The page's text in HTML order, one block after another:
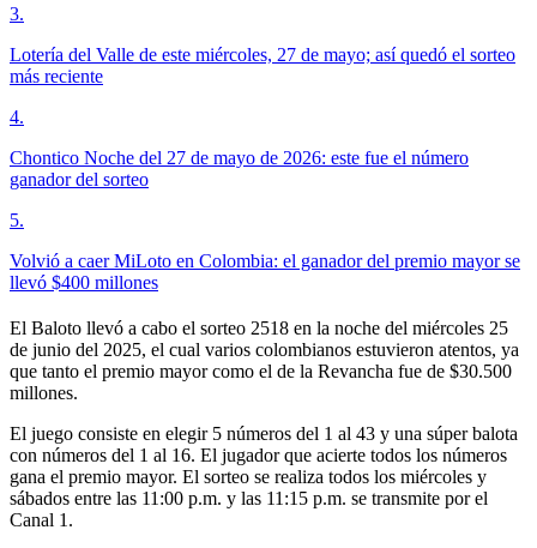
3.
Lotería del Valle de este miércoles, 27 de mayo; así quedó el sorteo
más reciente
4.
Chontico Noche del 27 de mayo de 2026: este fue el número
ganador del sorteo
5.
Volvió a caer MiLoto en Colombia: el ganador del premio mayor se
llevó $400 millones
El Baloto llevó a cabo el sorteo 2518 en la noche del miércoles 25
de junio del 2025, el cual varios colombianos estuvieron atentos, ya
que tanto el premio mayor como el de la Revancha fue de $30.500
millones.
El juego consiste en elegir 5 números del 1 al 43 y una súper balota
con números del 1 al 16. El jugador que acierte todos los números
gana el premio mayor. El sorteo se realiza todos los miércoles y
sábados entre las 11:00 p.m. y las 11:15 p.m. se transmite por el
Canal 1.